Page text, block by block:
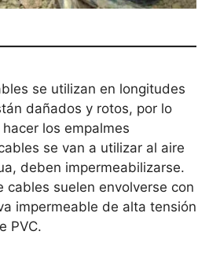
se utilizan en longitudes
dañados y rotos, por lo
los empalmes
se van a utilizar al aire
deben impermeabilizarse.
cables suelen envolverse con
impermeable de alta tensión
PVC.